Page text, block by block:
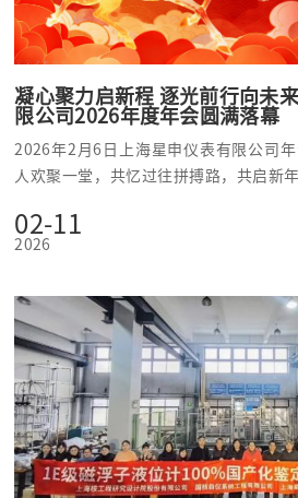
凝心聚力启新程 逐光前行向未
限公司2026年度年会圆满落幕
2026年2月6日上海星申仪表有限公司
人欢聚一堂，共忆过往拼搏路，共启新
喜的抽奖环节，充分展现了星申人凝
貌。
02-11
2026